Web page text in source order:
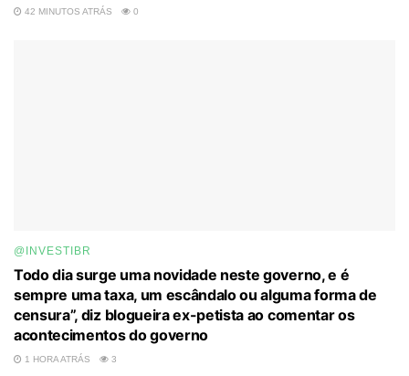
42 MINUTOS ATRÁS 0
@INVESTIBR
Todo dia surge uma novidade neste governo, e é
sempre uma taxa, um escândalo ou alguma forma de
censura”, diz blogueira ex-petista ao comentar os
acontecimentos do governo
1 HORA ATRÁS 3